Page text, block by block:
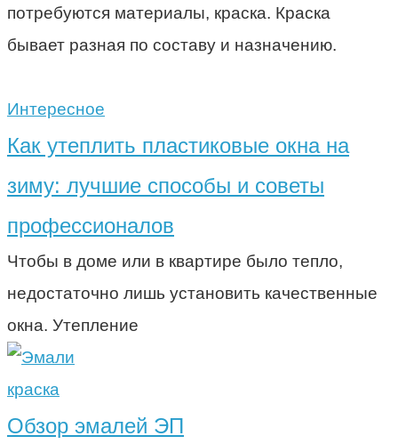
потребуются материалы, краска. Краска
бывает разная по составу и назначению.
Интересное
Как утеплить пластиковые окна на
зиму: лучшие способы и советы
профессионалов
Чтобы в доме или в квартире было тепло,
недостаточно лишь установить качественные
окна. Утепление
краска
Обзор эмалей ЭП